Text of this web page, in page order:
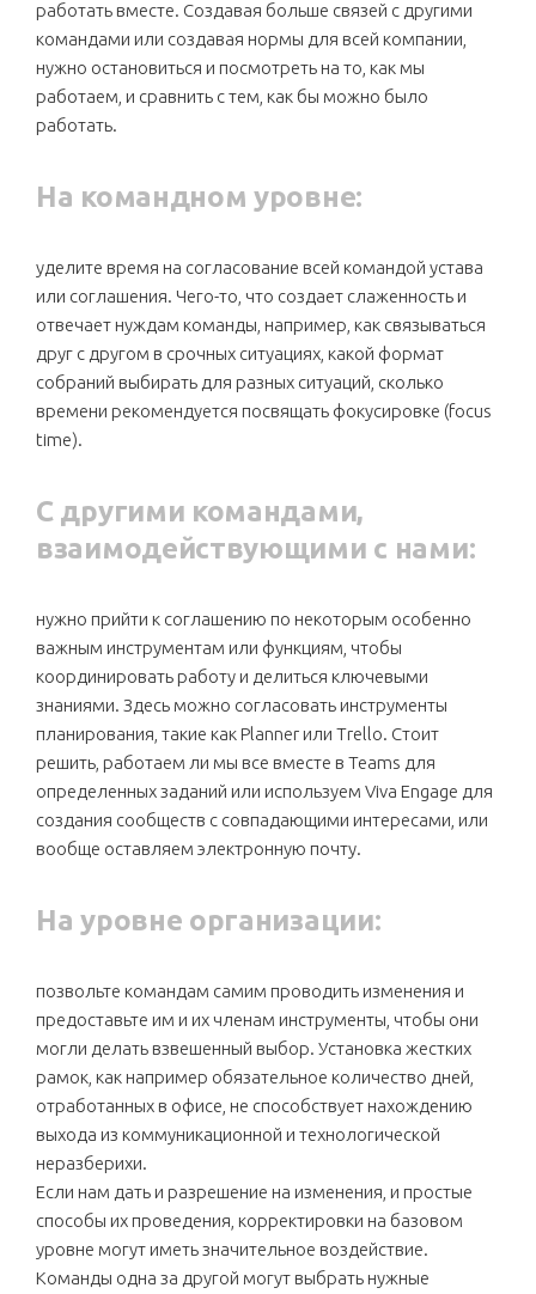
работать вместе. Создавая больше связей с другими
командами или создавая нормы для всей компании,
нужно остановиться и посмотреть на то, как мы
работаем, и сравнить с тем, как бы можно было
работать.
На командном уровне:
уделите время на согласование всей командой устава
или соглашения. Чего-то, что создает слаженность и
отвечает нуждам команды, например, как связываться
друг с другом в срочных ситуациях, какой формат
собраний выбирать для разных ситуаций, сколько
времени рекомендуется посвящать фокусировке (focus
time).
С другими командами,
взаимодействующими с нами:
нужно прийти к соглашению по некоторым особенно
важным инструментам или функциям, чтобы
координировать работу и делиться ключевыми
знаниями. Здесь можно согласовать инструменты
планирования, такие как Planner или Trello. Стоит
решить, работаем ли мы все вместе в Teams для
определенных заданий или используем Viva Engage для
создания сообществ с совпадающими интересами, или
вообще оставляем электронную почту.
На уровне организации:
позвольте командам самим проводить изменения и
предоставьте им и их членам инструменты, чтобы они
могли делать взвешенный выбор. Установка жестких
рамок, как например обязательное количество дней,
отработанных в офисе, не способствует нахождению
выхода из коммуникационной и технологической
неразберихи.
Если нам дать и разрешение на изменения, и простые
способы их проведения, корректировки на базовом
уровне могут иметь значительное воздействие.
Команды одна за другой могут выбрать нужные